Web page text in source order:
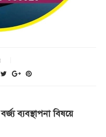
ব্যবস্থাপনা বিষয়ে